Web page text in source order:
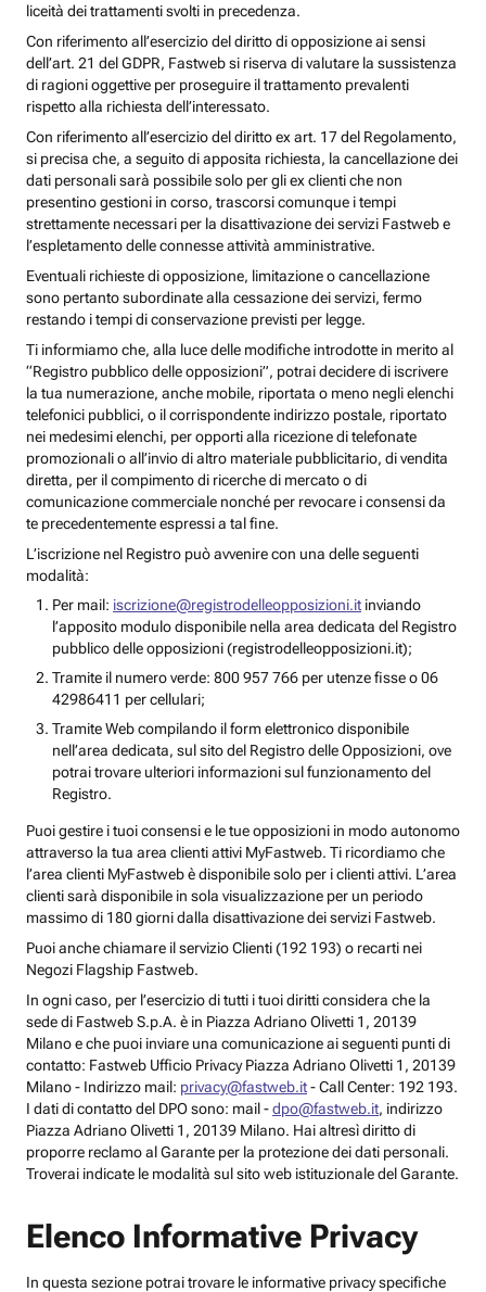
liceità dei trattamenti svolti in precedenza.
Con riferimento all’esercizio del diritto di opposizione ai sensi
dell’art. 21 del GDPR, Fastweb si riserva di valutare la sussistenza
di ragioni oggettive per proseguire il trattamento prevalenti
rispetto alla richiesta dell’interessato.
Con riferimento all’esercizio del diritto ex art. 17 del Regolamento,
si precisa che, a seguito di apposita richiesta, la cancellazione dei
dati personali sarà possibile solo per gli ex clienti che non
presentino gestioni in corso, trascorsi comunque i tempi
strettamente necessari per la disattivazione dei servizi Fastweb e
l’espletamento delle connesse attività amministrative.
Eventuali richieste di opposizione, limitazione o cancellazione
sono pertanto subordinate alla cessazione dei servizi, fermo
restando i tempi di conservazione previsti per legge.
Ti informiamo che, alla luce delle modifiche introdotte in merito al
“Registro pubblico delle opposizioni”, potrai decidere di iscrivere
la tua numerazione, anche mobile, riportata o meno negli elenchi
telefonici pubblici, o il corrispondente indirizzo postale, riportato
nei medesimi elenchi, per opporti alla ricezione di telefonate
promozionali o all’invio di altro materiale pubblicitario, di vendita
diretta, per il compimento di ricerche di mercato o di
comunicazione commerciale nonché per revocare i consensi da
te precedentemente espressi a tal fine.
L’iscrizione nel Registro può avvenire con una delle seguenti
modalità:
Per mail: iscrizione@registrodelleopposizioni.it inviando
l’apposito modulo disponibile nella area dedicata del Registro
pubblico delle opposizioni (registrodelleopposizioni.it);
Tramite il numero verde: 800 957 766 per utenze fisse o 06
42986411 per cellulari;
Tramite Web compilando il form elettronico disponibile
nell’area dedicata, sul sito del Registro delle Opposizioni, ove
potrai trovare ulteriori informazioni sul funzionamento del
Registro.
Puoi gestire i tuoi consensi e le tue opposizioni in modo autonomo
attraverso la tua area clienti attivi MyFastweb. Ti ricordiamo che
l’area clienti MyFastweb è disponibile solo per i clienti attivi. L’area
clienti sarà disponibile in sola visualizzazione per un periodo
massimo di 180 giorni dalla disattivazione dei servizi Fastweb.
Puoi anche chiamare il servizio Clienti (192 193) o recarti nei
Negozi Flagship Fastweb.
In ogni caso, per l’esercizio di tutti i tuoi diritti considera che la
sede di Fastweb S.p.A. è in Piazza Adriano Olivetti 1, 20139
Milano e che puoi inviare una comunicazione ai seguenti punti di
contatto: Fastweb Ufficio Privacy Piazza Adriano Olivetti 1, 20139
Milano - Indirizzo mail: privacy@fastweb.it- Call Center: 192 193.
I dati di contatto del DPO sono: mail -dpo@fastweb.it, indirizzo
Piazza Adriano Olivetti 1, 20139 Milano. Hai altresì diritto di
proporre reclamo al Garante per la protezione dei dati personali.
Troverai indicate le modalità sul sito web istituzionale del Garante.
Elenco Informative Privacy
In questa sezione potrai trovare le informative privacy specifiche